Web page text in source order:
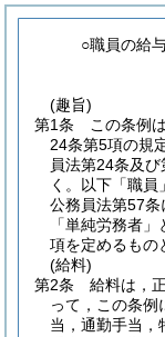
○職員の給
(趣旨)
第1条
この条例
24条第5項の規
員法第24条及
く。以下「職員
公務員法第57
「単純労務者
項を定めるもの
(給料)
第2条
給料は，
って，この条
当，通勤手当，